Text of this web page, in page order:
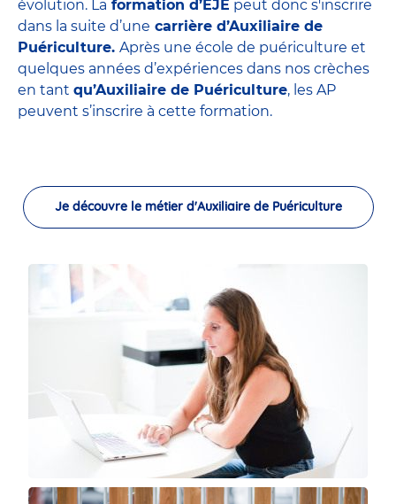
évolution. La formation d’EJE peut donc s'inscrire
dans la suite d’une carrière d’Auxiliaire de
Puériculture. Après une école de puériculture et
quelques années d’expériences dans nos crèches
en tant qu’Auxiliaire de Puériculture, les AP
peuvent s’inscrire à cette formation.
Je découvre le métier d'Auxiliaire de Puériculture